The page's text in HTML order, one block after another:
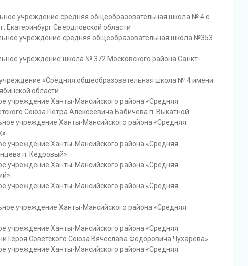
учреждение средняя общеобразовательная школа № 4 с
Екатеринбург Свердловской области
учреждение средняя общеобразовательная школа №353
учреждение школа № 372 Московского района Санкт-
«Средняя общеобразовательная школа № 4 имени
области
учреждение Ханты-Мансийского района «Средняя
Союза Петра Алексеевича Бабичева п. Выкатной
учреждение Ханты-Мансийского района «Средняя
учреждение Ханты-Мансийского района «Средняя
п. Кедровый»
учреждение Ханты-Мансийского района «Средняя
учреждение Ханты-Мансийского района «Средняя
учреждение Ханты-Мансийского района «Средняя
учреждение Ханты-Мансийского района «Средняя
Героя Советского Союза Вячеслава Фёдоровича Чухарева»
учреждение Ханты-Мансийского района «Средняя